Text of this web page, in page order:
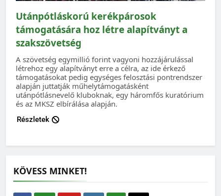
Utánpótláskorú kerékpárosok
támogatására hoz létre alapítványt a
szakszövetség
A szövetség egymillió forint vagyoni hozzájárulással
létrehoz egy alapítványt erre a célra, az ide érkező
támogatásokat pedig egységes felosztási pontrendszer
alapján juttatják műhelytámogatásként
utánpótlásnevelő kluboknak, egy háromfős kuratórium
és az MKSZ elbírálása alapján.
Részletek
KÖVESS MINKET!